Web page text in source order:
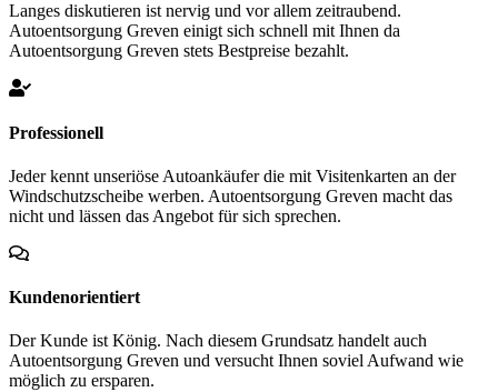
Langes diskutieren ist nervig und vor allem zeitraubend.
Autoentsorgung Greven einigt sich schnell mit Ihnen da
Autoentsorgung Greven stets Bestpreise bezahlt.
Professionell
Jeder kennt unseriöse Autoankäufer die mit Visitenkarten an der
Windschutzscheibe werben. Autoentsorgung Greven macht das
nicht und lässen das Angebot für sich sprechen.
Kundenorientiert
Der Kunde ist König. Nach diesem Grundsatz handelt auch
Autoentsorgung Greven und versucht Ihnen soviel Aufwand wie
möglich zu ersparen.